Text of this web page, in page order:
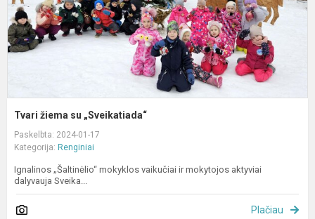
Tvari žiema su „Sveikatiada“
Paskelbta: 2024-01-17
Kategorija: Renginiai
Ignalinos „Šaltinėlio“ mokyklos vaikučiai ir mokytojos aktyviai
dalyvauja Sveika...
Plačiau